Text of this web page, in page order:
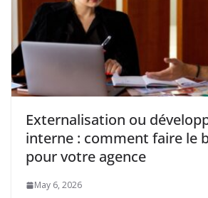
Externalisation ou
interne : comment faire le
pour votre agence
May 6, 2026